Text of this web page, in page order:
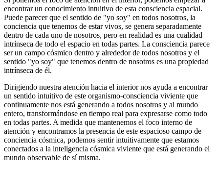
encontrar un conocimiento intuitivo de esta consciencia espacial.
Puede parecer que el sentido de "yo soy" en todos nosotros, la
conciencia que tenemos de estar vivos, se genera separadamente
dentro de cada uno de nosotros, pero en realidad es una cualidad
intrínseca de todo el espacio en todas partes. La consciencia parece
ser un campo cósmico dentro y alrededor de todos nosotros y el
sentido "yo soy" que tenemos dentro de nosotros es una propiedad
intrínseca de él.
Dirigiendo nuestra atención hacia el interior nos ayuda a encontrar
un sentido intuitivo de este organismo-consciencia viviente que
continuamente nos está generando a todos nosotros y al mundo
entero, transformándose en tiempo real para expresarse como todo
en todas partes. A medida que mantenemos el foco interno de
atención y encontramos la presencia de este espacioso campo de
conciencia cósmica, podemos sentir intuitivamente que estamos
conectados a la inteligencia cósmica viviente que está generando el
mundo observable de sí misma.